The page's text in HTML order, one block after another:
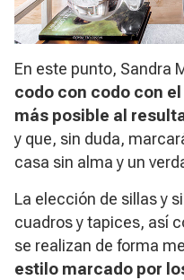
En este punto, Sandra
codo con codo con
más posible al
y que, sin duda,
casa sin alma y un
La elección de sillas y
cuadros y tapices, así
se realizan de forma
estilo marcado por